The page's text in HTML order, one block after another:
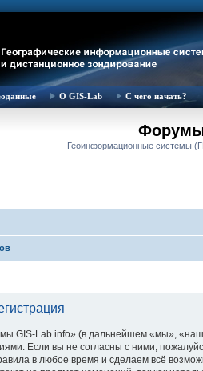
О GIS-Lab С чего начать?
Геоинформационные системы
GIS-Lab.info» (в дальнейшем «мы»,
Если вы не согласны с ними,
в любое время и сделаем всё